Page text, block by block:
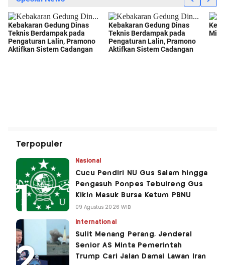
Terpopuler
Nasional
Cucu Pendiri NU Gus Salam hingga
Pengasuh Ponpes Tebuireng Gus
Kikin Masuk Bursa Ketum PBNU
09 Agustus 2026 WIB
International
Sulit Menang Perang, Jenderal
Senior AS Minta Pemerintah
Trump Cari Jalan Damai Lawan Iran